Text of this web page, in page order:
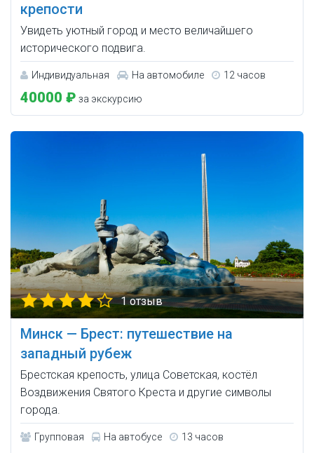
крепости
Увидеть уютный город и место величайшего
исторического подвига.
Индивидуальная На автомобиле 12 часов
40000 ₽ за экскурсию
1 отзыв
Минск — Брест: путешествие на
западный рубеж
Брестская крепость, улица Советская, костёл
Воздвижения Святого Креста и другие символы
города.
Групповая На автобусе 13 часов